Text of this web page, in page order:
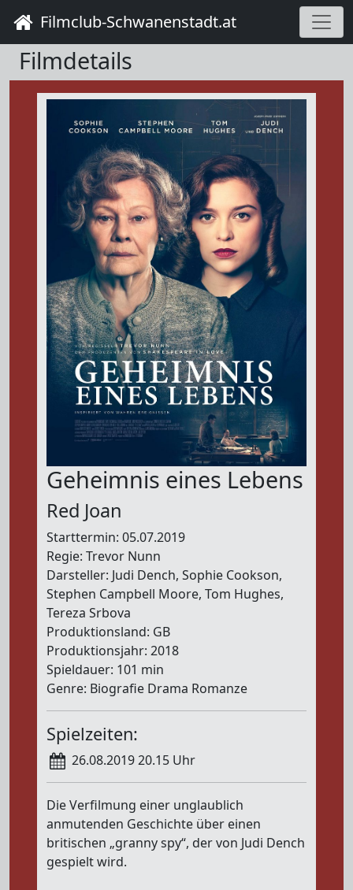
Filmclub-Schwanenstadt.at
Filmdetails
Geheimnis eines Lebens
Red Joan
Starttermin: 05.07.2019
Regie: Trevor Nunn
Darsteller: Judi Dench, Sophie Cookson,
Stephen Campbell Moore, Tom Hughes,
Tereza Srbova
Produktionsland: GB
Produktionsjahr: 2018
Spieldauer: 101 min
Genre: Biografie Drama Romanze
Spielzeiten:
26.08.2019 20.15 Uhr
Die Verfilmung einer unglaublich
anmutenden Geschichte über einen
britischen „granny spy“, der von Judi Dench
gespielt wird.